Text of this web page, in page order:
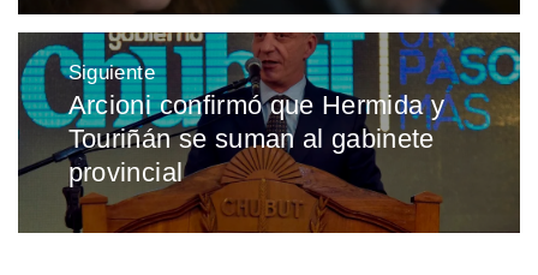
Siguiente
Entrada
siguiente:
Arcioni confirmó que Hermida y
Touriñán se suman al gabinete
provincial